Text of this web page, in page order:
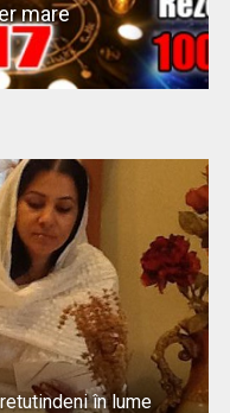
mare
în lume